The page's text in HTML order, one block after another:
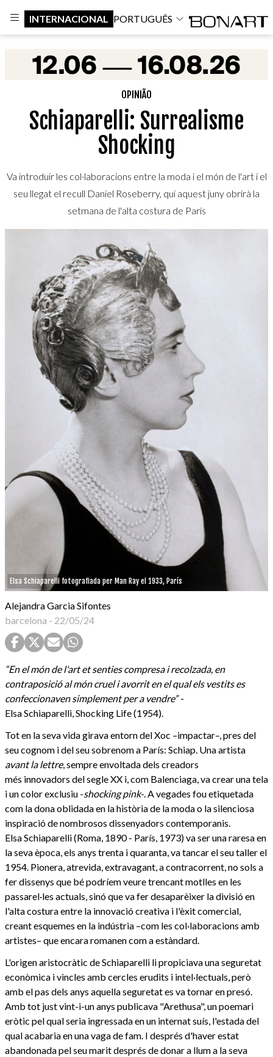
INTERNACIONAL PORTUGUÊS
OPINIÃO
Schiaparelli: Surrealisme
Shocking
Va introduir les col·laboracions entre la moda i el món de l'art i el
seu llegat el recull Daniel Roseberry, qui aquest juny obrirà la
setmana de l'alta costura de París
Elsa Schiaparelli fotografiada per Man Ray el 1933, París
Alejandra Garcia Sifontes
barcelona - 22/05/24
“En el món de l'art et senties compresa i recolzada, en
contraposició al món cruel i avorrit en el qual els vestits es
confeccionaven simplement per a vendre” -
Elsa Schiaparelli, Shocking Life (1954).
Tot en la seva vida girava entorn del Xoc –impactar–, pres del
seu cognom i del seu sobrenom a París: Schiap. Una artista
avant la lettre, sempre envoltada dels creadors
més innovadors del segle XX i, com Balenciaga, va crear una tela
i un color exclusiu -shocking pink-. A vegades fou etiquetada
com la dona oblidada en la història de la moda o la silenciosa
inspiració de nombrosos dissenyadors contemporanis.
Elsa Schiaparelli (Roma, 1890 - París, 1973) va ser una raresa en
la seva època, els anys trenta i quaranta, va tancar el seu taller el
1954. Pionera, atrevida, extravagant, a contracorrent, no sols a
fer dissenys que bé podríem veure trencant motlles en les
passarel·les actuals, sinó que va fer desaparèixer la divisió en
l'alta costura entre la innovació creativa i l'èxit comercial,
creant esquemes en la indústria –com les col·laboracions amb
artistes– que encara romanen com a estàndard.
L'origen aristocràtic de Schiaparelli li propiciava una seguretat
econòmica i vincles amb cercles erudits i intel·lectuals, però
amb el pas dels anys aquella seguretat es va tornar en presó.
Amb tot just vint-i-un anys publicava "Arethusa", un poemari
eròtic pel qual seria ingressada en un internat suís, l'estada del
qual acabaria en una vaga de fam. I després d'haver estat
abandonada pel seu marit després de donar a llum a la seva